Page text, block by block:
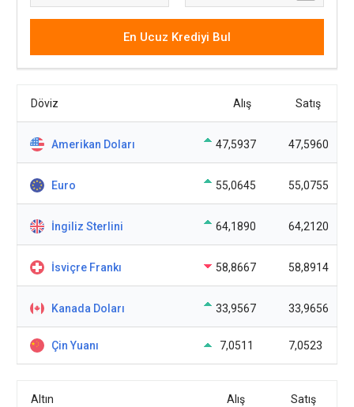
En Ucuz Krediyi Bul
Döviz Alış Satış
Amerikan Doları 47,5937 47,5960
Euro 55,0645 55,0755
İngiliz Sterlini 64,1890 64,2120
İsviçre Frankı 58,8667 58,8914
Kanada Doları 33,9567 33,9656
Çin Yuanı 7,0511 7,0523
Altın Alış Satış